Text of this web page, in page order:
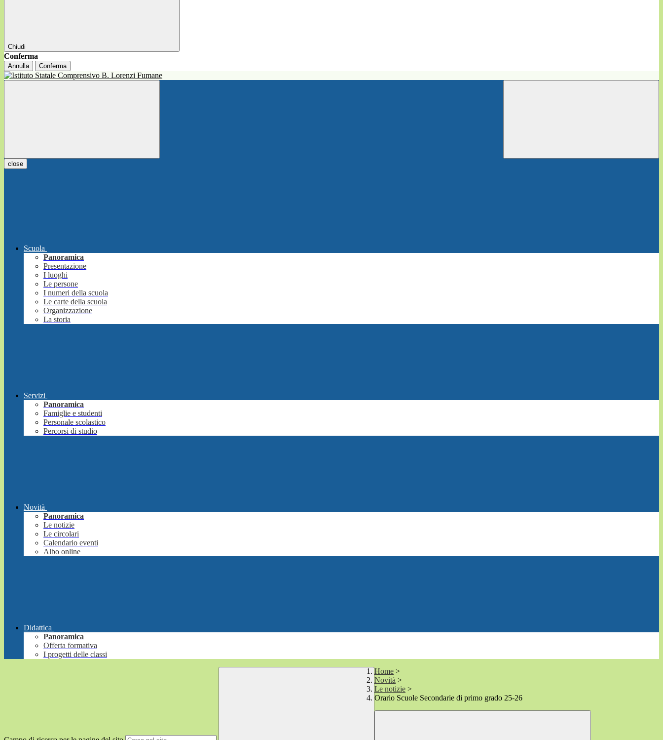
Chiudi
Conferma
Annulla Conferma
close
Scuola
Panoramica
Presentazione
I luoghi
Le persone
I numeri della scuola
Le carte della scuola
Organizzazione
La storia
Servizi
Panoramica
Famiglie e studenti
Personale scolastico
Percorsi di studio
Novità
Panoramica
Le notizie
Le circolari
Calendario eventi
Albo online
Didattica
Panoramica
Offerta formativa
I progetti delle classi
Home >
Novità >
Le notizie >
Orario Scuole Secondarie di primo grado 25-26